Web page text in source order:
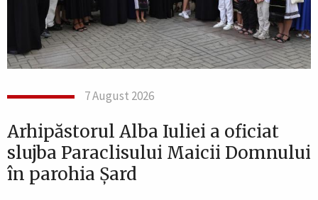
7 August 2026
Arhipăstorul Alba Iuliei a oficiat
slujba Paraclisului Maicii Domnului
în parohia Șard